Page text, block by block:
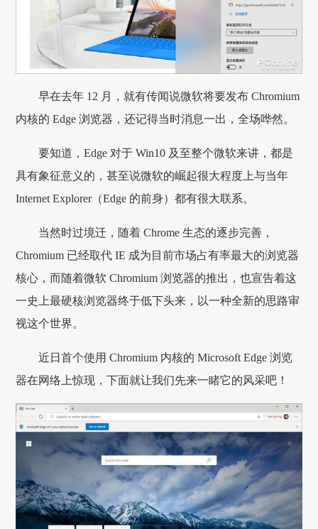
早在去年 12 月，就有传闻说微软将要发布 Chromium
内核的 Edge 浏览器，还记得当时消息一出，全场哗然。
要知道，Edge 对于 Win10 及至整个微软来讲，都是
具有象征意义的，甚至说微软的崛起很大程度上与当年
Internet Explorer（Edge 的前身）都有很大联系。
当然时过境迁，随着 Chrome 生态的逐步完善，
Chromium 已经取代 IE 成为目前市场占有率最大的浏览器
核心，而随着微软 Chromium 浏览器的推出，也宣告着这
一史上最硬核浏览器终于低下头来，以一种全新的思路审
视这个世界。
近日首个使用 Chromium 内核的 Microsoft Edge 浏览
器在网络上惊现，下面就让我们先来一睹它的风采吧！